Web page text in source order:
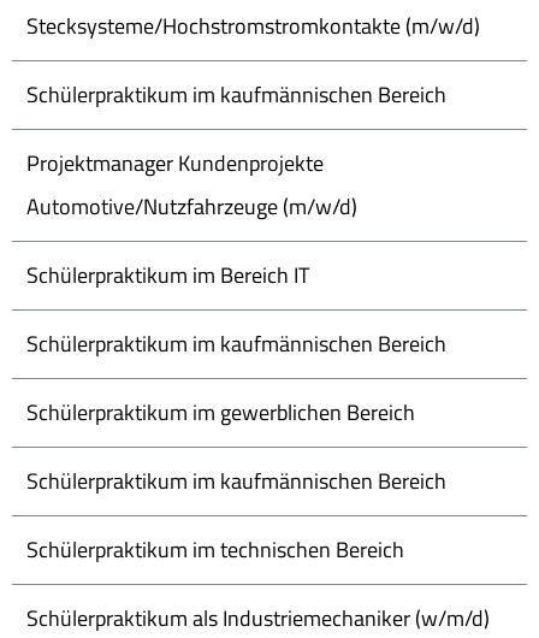
Stecksysteme/Hochstromstromkontakte (m/w/d)
Schülerpraktikum im kaufmännischen Bereich
Projektmanager Kundenprojekte
Automotive/Nutzfahrzeuge (m/w/d)
Schülerpraktikum im Bereich IT
Schülerpraktikum im kaufmännischen Bereich
Schülerpraktikum im gewerblichen Bereich
Schülerpraktikum im kaufmännischen Bereich
Schülerpraktikum im technischen Bereich
Schülerpraktikum als Industriemechaniker (w/m/d)